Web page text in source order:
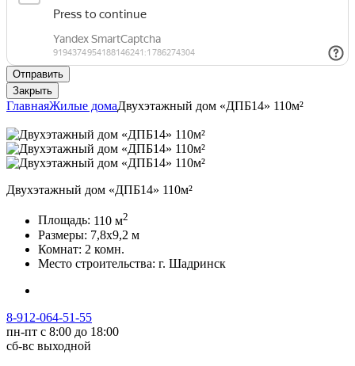
Отправить
Закрыть
ГлавнаяЖилые домаДвухэтажный дом «ДПБ14» 110м²
Двухэтажный дом «ДПБ14» 110м²
Площадь: 110 м2
Размеры: 7,8x9,2 м
Комнат: 2 комн.
Место строительства: г. Шадринск
8-912-064-51-55
пн-пт с 8:00 до 18:00
сб-вс выходной